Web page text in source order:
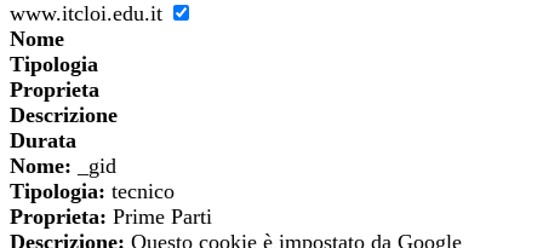
www.itcloi.edu.it
Nome
Tipologia
Proprieta
Descrizione
Durata
Nome: _gid
Tipologia: tecnico
Proprieta: Prime Parti
Descrizione: Questo cookie è impostato da Google